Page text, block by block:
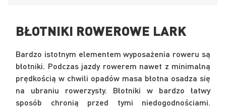
BŁOTNIKI ROWEROWE LARK
Bardzo istotnym elementem wyposażenia roweru są
błotniki. Podczas jazdy rowerem nawet z minimalną
prędkością w chwili opadów masa błotna osadza się
na ubraniu rowerzysty. Błotniki w bardzo łatwy
sposób chronią przed tymi niedogodnościami.